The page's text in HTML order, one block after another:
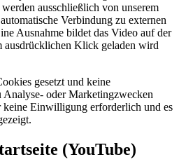
ausschließlich von unserem
Verbindung zu externen
Ausnahme bildet das Video auf der
ausdrücklichen Klick geladen wird
gesetzt und keine
Analyse- oder Marketingzwecken
keine Einwilligung erforderlich und es
(YouTube)